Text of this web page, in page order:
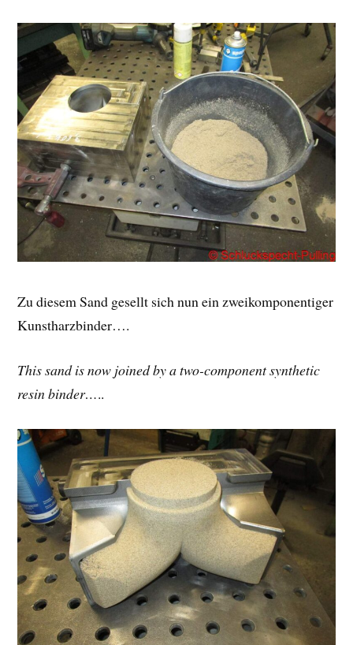
Zu diesem Sand gesellt sich nun ein zweikomponentiger
Kunstharzbinder….
This sand is now joined by a two-component synthetic
resin binder…..